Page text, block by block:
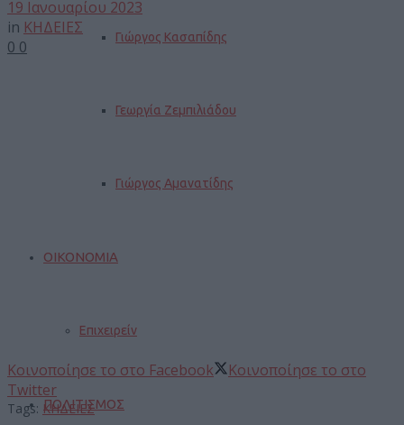
Γιώργος Κασαπίδης
Γεωργία Ζεμπιλιάδου
Γιώργος Αμανατίδης
ΟΙΚΟΝΟΜΙΑ
Επιχειρείν
ΠΟΛΙΤΙΣΜΟΣ
19 Ιανουαρίου 2023
in ΚΗΔΕΙΕΣ
0 0
Κοινοποίησε το στο Facebook
Κοινοποίησε το στο
Twitter
Tags: ΚΗΔΕΙΕΣ